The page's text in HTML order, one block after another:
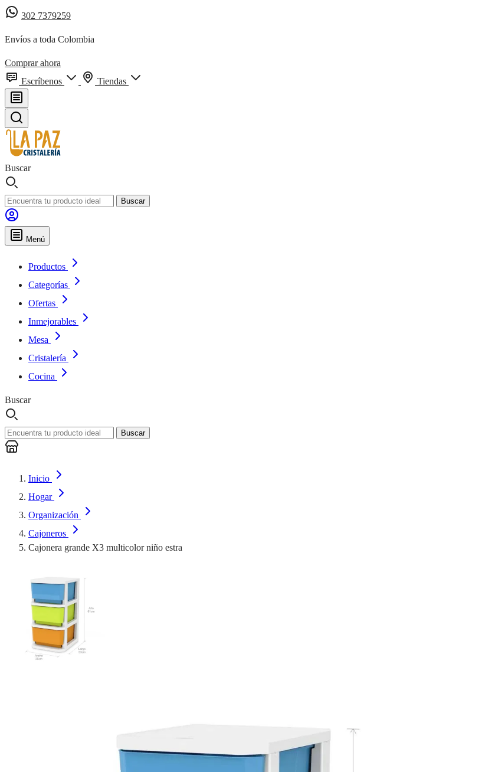
302 7379259
Envíos a toda Colombia
Comprar ahora
Escríbenos
Tiendas
Buscar
Buscar
Menú
Productos
Categorías
Ofertas
Inmejorables
Mesa
Cristalería
Cocina
Buscar
Buscar
Inicio
Hogar
Organización
Cajoneros
Cajonera grande X3 multicolor niño estra